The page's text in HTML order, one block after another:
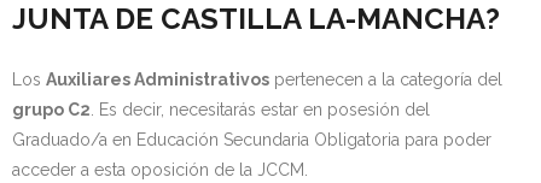
JUNTA DE CASTILLA LA-MANCHA?
Los Auxiliares Administrativos pertenecen a la categoría del
grupo C2 . Es decir, necesitarás estar en posesión del
Graduado/a en Educación Secundaria Obligatoria para poder
acceder a esta oposición de la JCCM.